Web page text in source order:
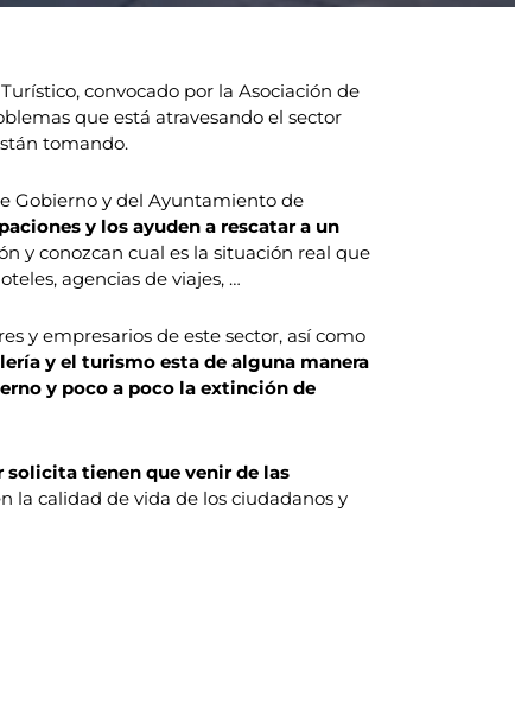
convocado por la Asociación de
que está atravesando el sector
tomando.
Gobierno y del Ayuntamiento de
y los ayuden a rescatar a un
y conozcan cual es la situación real que
agencias de viajes, …
y empresarios de este sector, así como
y el turismo esta de alguna manera
y poco a poco la extinción de
solicita tienen que venir de las
la calidad de vida de los ciudadanos y